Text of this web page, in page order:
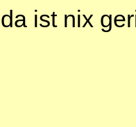
da ist nix